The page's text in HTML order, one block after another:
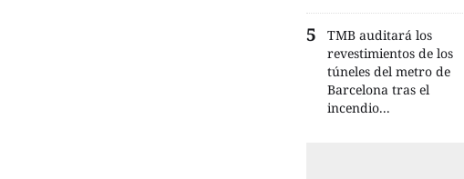
TMB auditará los
revestimientos de los
túneles del metro de
Barcelona tras el
incendio...